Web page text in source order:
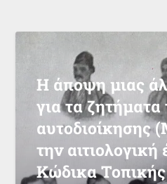
Η άποψη μιας
για τα ζητήματα
αυτοδιοίκησης
την
Κώδικα Τοπικής